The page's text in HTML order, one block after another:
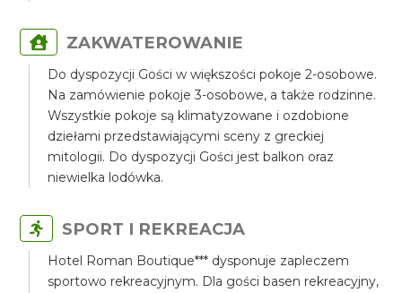
ZAKWATEROWANIE
Do dyspozycji Gości w większości pokoje 2-osobowe.
Na zamówienie pokoje 3-osobowe, a także rodzinne.
Wszystkie pokoje są klimatyzowane i ozdobione
dziełami przedstawiającymi sceny z greckiej
mitologii. Do dyspozycji Gości jest balkon oraz
niewielka lodówka.
SPORT I REKREACJA
Hotel Roman Boutique*** dysponuje zapleczem
sportowo rekreacyjnym. Dla gości basen rekreacyjny,